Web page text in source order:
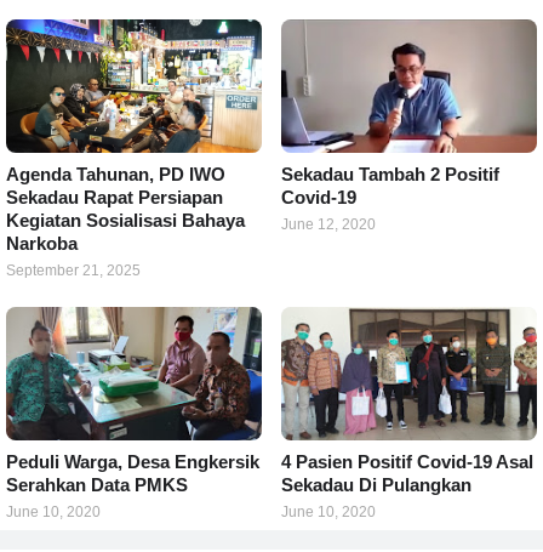
Agenda Tahunan, PD IWO
Sekadau Rapat Persiapan
Kegiatan Sosialisasi Bahaya
Narkoba
September 21, 2025
Sekadau Tambah 2 Positif
Covid-19
June 12, 2020
Peduli Warga, Desa Engkersik
Serahkan Data PMKS
June 10, 2020
4 Pasien Positif Covid-19 Asal
Sekadau Di Pulangkan
June 10, 2020